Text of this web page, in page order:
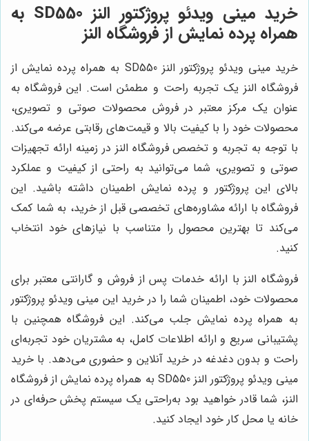
خرید مینی ویدئو پروژکتور النز SD550 به
همراه پرده نمایش از فروشگاه النز
خرید مینی ویدئو پروژکتور النز SD550 به همراه پرده نمایش از
فروشگاه النز یک تجربه راحت و مطمئن است. این فروشگاه به
عنوان یک مرکز معتبر در فروش محصولات صوتی و تصویری،
محصولات خود را با کیفیت بالا و قیمت‌های رقابتی عرضه می‌کند.
با توجه به تجربه و تخصص فروشگاه النز در زمینه ارائه تجهیزات
صوتی و تصویری، شما می‌توانید به راحتی از کیفیت و عملکرد
بالای این پروژکتور و پرده نمایش اطمینان داشته باشید. این
فروشگاه با ارائه مشاوره‌های تخصصی قبل از خرید، به شما کمک
می‌کند تا بهترین محصول را متناسب با نیازهای خود انتخاب
کنید.
فروشگاه النز با ارائه خدمات پس از فروش و گارانتی معتبر برای
محصولات خود، اطمینان شما را در خرید این مینی ویدئو پروژکتور
به همراه پرده نمایش جلب می‌کند. این فروشگاه همچنین با
پشتیبانی سریع و ارائه اطلاعات کامل، به مشتریان خود تجربه‌ای
راحت و بدون دغدغه در خرید آنلاین و حضوری می‌دهد. با خرید
مینی ویدئو پروژکتور النز SD550 به همراه پرده نمایش از فروشگاه
النز، شما قادر خواهید بود به‌راحتی یک سیستم پخش حرفه‌ای در
خانه یا محل کار خود ایجاد کنید.